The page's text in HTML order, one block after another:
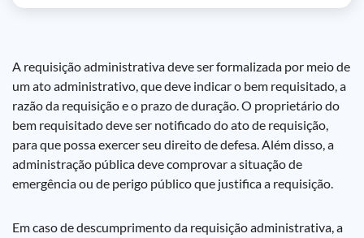
A requisição administrativa deve ser formalizada por meio de
um ato administrativo, que deve indicar o bem requisitado, a
razão da requisição e o prazo de duração. O proprietário do
bem requisitado deve ser notificado do ato de requisição,
para que possa exercer seu direito de defesa. Além disso, a
administração pública deve comprovar a situação de
emergência ou de perigo público que justifica a requisição.
Em caso de descumprimento da requisição administrativa, a